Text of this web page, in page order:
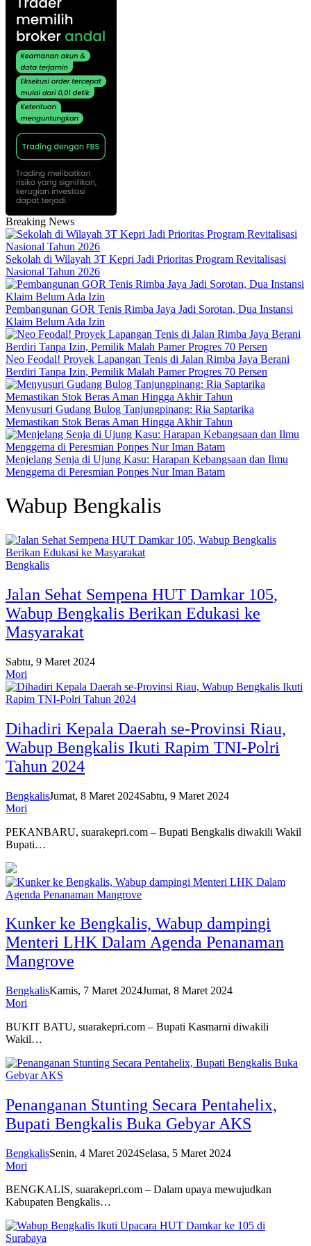
Breaking News
Sekolah di Wilayah 3T Kepri Jadi Prioritas Program Revitalisasi
Nasional Tahun 2026
Pembangunan GOR Tenis Rimba Jaya Jadi Sorotan, Dua Instansi
Klaim Belum Ada Izin
Neo Feodal! Proyek Lapangan Tenis di Jalan Rimba Jaya Berani
Berdiri Tanpa Izin, Pemilik Malah Pamer Progres 70 Persen
Menyusuri Gudang Bulog Tanjungpinang: Ria Saptarika
Memastikan Stok Beras Aman Hingga Akhir Tahun
Menjelang Senja di Ujung Kasu: Harapan Kebangsaan dan Ilmu
Menggema di Peresmian Ponpes Nur Iman Batam
Wabup Bengkalis
Bengkalis
Jalan Sehat Sempena HUT Damkar 105,
Wabup Bengkalis Berikan Edukasi ke
Masyarakat
Sabtu, 9 Maret 2024
Mori
Dihadiri Kepala Daerah se-Provinsi Riau,
Wabup Bengkalis Ikuti Rapim TNI-Polri
Tahun 2024
BengkalisJumat, 8 Maret 2024Sabtu, 9 Maret 2024
Mori
PEKANBARU, suarakepri.com – Bupati Bengkalis diwakili Wakil
Bupati…
Kunker ke Bengkalis, Wabup dampingi
Menteri LHK Dalam Agenda Penanaman
Mangrove
BengkalisKamis, 7 Maret 2024Jumat, 8 Maret 2024
Mori
BUKIT BATU, suarakepri.com – Bupati Kasmarni diwakili
Wakil…
Penanganan Stunting Secara Pentahelix,
Bupati Bengkalis Buka Gebyar AKS
BengkalisSenin, 4 Maret 2024Selasa, 5 Maret 2024
Mori
BENGKALIS, suarakepri.com – Dalam upaya mewujudkan
Kabupaten Bengkalis…